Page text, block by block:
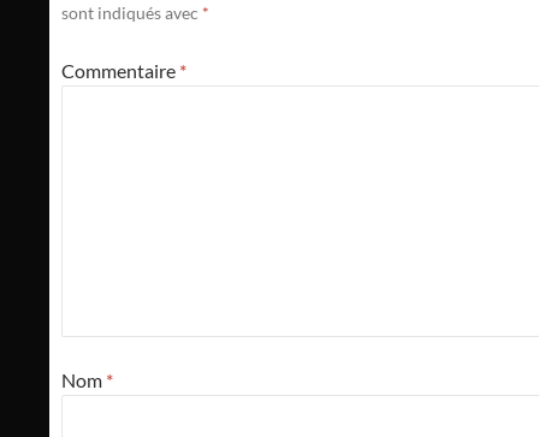
sont indiqués avec *
Commentaire *
Nom *